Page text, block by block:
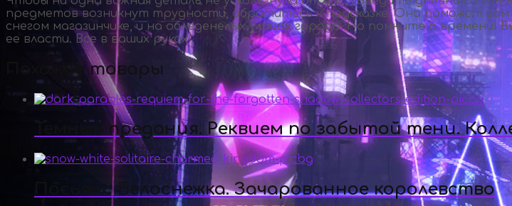
предметов возникнут трудности, обратитесь к подсказке. Она поможет
снегом магазинчике, и на обледенелых улицах города. Но помните о
ее власти. Все в ваших руках!
Похожие товары
Темные предания. Реквием по забытой тени.
Пасьянс Белоснежка. Зачарованное королевство